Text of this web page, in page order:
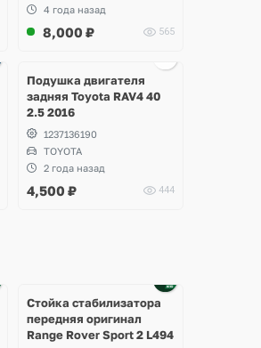
4 года назад
8,000 ₽ 565
Подушка двигателя
задняя Toyota RAV4 40
2.5 2016
1237136190
TOYOTA
2 года назад
4,500 ₽ 444
Стойка стабилизатора
передняя оригинал
Range Rover Sport 2 L494